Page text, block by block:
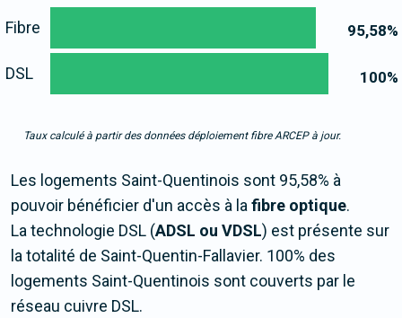
95,58%
100%
Fibre
DSL
Taux calculé à partir des données déploiement fibre ARCEP à jour.
Les logements Saint-Quentinois sont 95,58% à
pouvoir bénéficier d'un accès à lafibre optique.
La technologie DSL (ADSL ou VDSL) est présente sur
la totalité de Saint-Quentin-Fallavier. 100% des
logements Saint-Quentinois sont couverts par le
réseau cuivre DSL.